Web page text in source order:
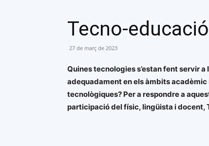
Tecno-
27 de març de 2023
Quines tecnologies s’estan fent servir
adequadament en els àmbits acadèmic
tecnològiques? Per a respondre a
participació del físic, lingüista i docent,